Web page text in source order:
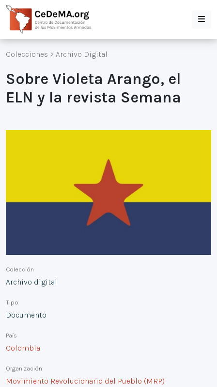
Colecciones > Archivo Digital
Sobre Violeta Arango, el
ELN y la revista Semana
Colección
Archivo digital
Tipo
Documento
País
Colombia
Organización
Movimiento Revolucionario del Pueblo (MRP)